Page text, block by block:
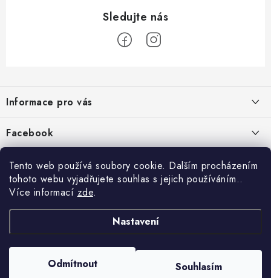
Tento web používá soubory cookie. Dalším procházením
tohoto webu vyjadřujete souhlas s jejich používáním..
Více informací zde.
Nastavení
Odmítnout Souhlasím
p
a
t
Informace pro vás
Jak nakupovat
Obchodní podmínky
Podmínky ochrany osobních údajů
Reklamace
Online platby Comgate
Facebook
. Všechna práva vyhrazena.Upravit nastavení